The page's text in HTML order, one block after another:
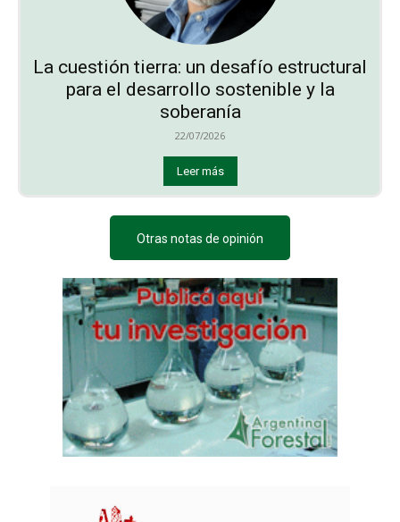
La cuestión tierra: un desafío estructural
para el desarrollo sostenible y la
soberanía
22/07/2026
Leer más
Otras notas de opinión